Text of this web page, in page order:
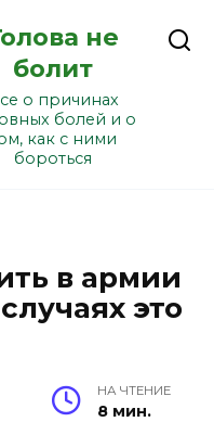
не
болит
о причинах
болей и о
как с ними
бороться
в армии
это
НА ЧТЕНИЕ
8 мин.